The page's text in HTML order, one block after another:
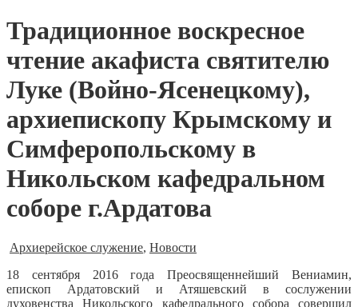
Традиционное воскресное
чтение акафиста святителю
Луке (Войно-Ясенецкому),
архиепископу Крымскому и
Симферопольскому в
Никольском кафедральном
соборе г.Ардатова
Архиерейское служение, Новости
18 сентября 2016 года Преосвященнейший Вениамин,
епископ Ардатовский и Атяшевский в сослужении
духовенства Никольского кафедрального собора совершил